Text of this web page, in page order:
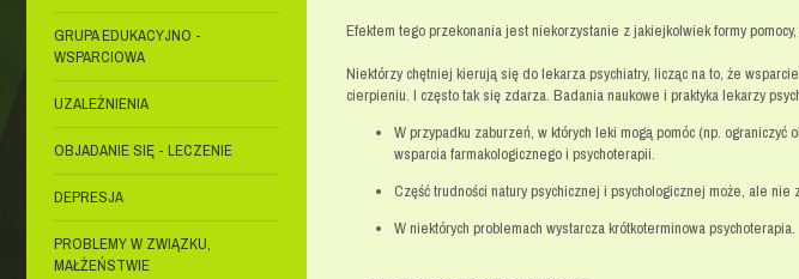
GRUPA EDUKACYJNO -
WSPARCIOWA
UZALEŻNIENIA
OBJADANIE SIĘ - LECZENIE
DEPRESJA
PROBLEMY W ZWIĄZKU,
MAŁŻEŃSTWIE
Efektem tego przekonania jest niekorzystanie z jakiejkolwiek formy
Niektórzy chętniej kierują się do lekarza psychiatry, licząc na to, że
cierpieniu. I często tak się zdarza. Badania naukowe i praktyka lekarzy
W przypadku zaburzeń, w których leki mogą pomóc (np.
wsparcia farmakologicznego i psychoterapii.
Część trudności natury psychicznej i psychologicznej może, ale
W niektórych problemach wystarcza krótkoterminowa psychoterapia.